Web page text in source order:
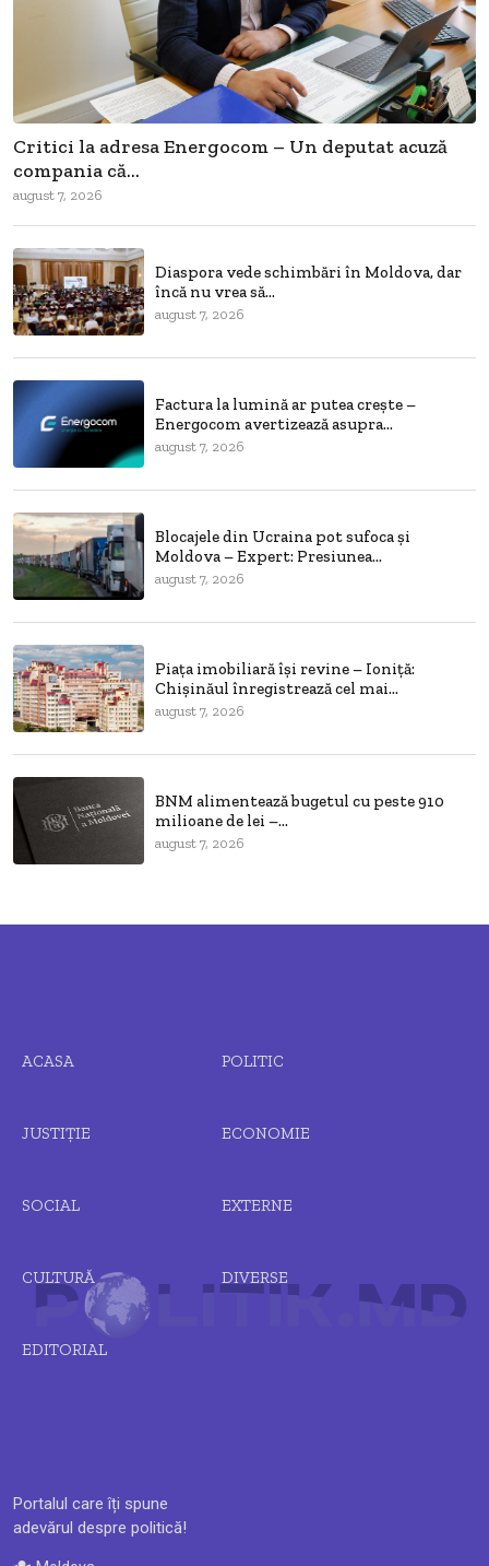
Critici la adresa Energocom – Un deputat acuză
compania că...
august 7, 2026
Diaspora vede schimbări în Moldova, dar
încă nu vrea să...
august 7, 2026
Factura la lumină ar putea crește –
Energocom avertizează asupra...
august 7, 2026
Blocajele din Ucraina pot sufoca și
Moldova – Expert: Presiunea...
august 7, 2026
Piața imobiliară își revine – Ioniță:
Chișinăul înregistrează cel mai...
august 7, 2026
BNM alimentează bugetul cu peste 910
milioane de lei –...
august 7, 2026
Portalul care îți spune
adevărul despre politică!
ACASA POLITIC
JUSTIȚIE ECONOMIE
SOCIAL EXTERNE
CULTURĂ DIVERSE
EDITORIAL